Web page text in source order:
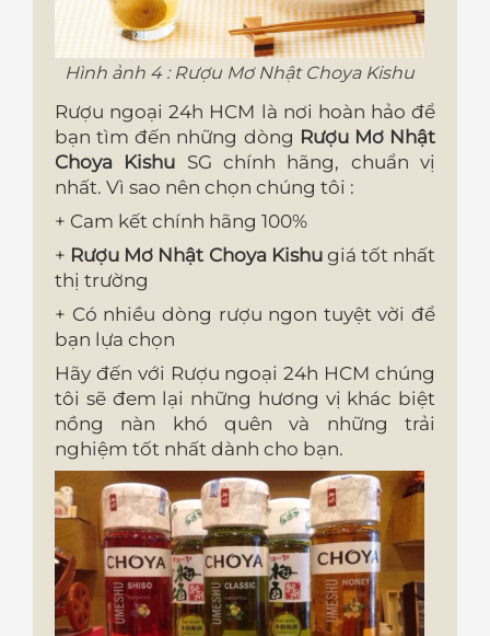
Hình ảnh 4 : Rượu Mơ Nhật Choya Kishu
Rượu ngoại 24h HCM là nơi hoàn hảo để
bạn tìm đến những dòng Rượu Mơ Nhật
Choya Kishu SG chính hãng, chuẩn vị
nhất. Vì sao nên chọn chúng tôi :
+ Cam kết chính hãng 100%
+ Rượu Mơ Nhật Choya Kishugiá tốt nhất
thị trường
+ Có nhiều dòng rượu ngon tuyệt vời để
bạn lựa chọn
Hãy đến với Rượu ngoại 24h HCM chúng
tôi sẽ đem lại những hương vị khác biệt
nồng nàn khó quên và những trải
nghiệm tốt nhất dành cho bạn.